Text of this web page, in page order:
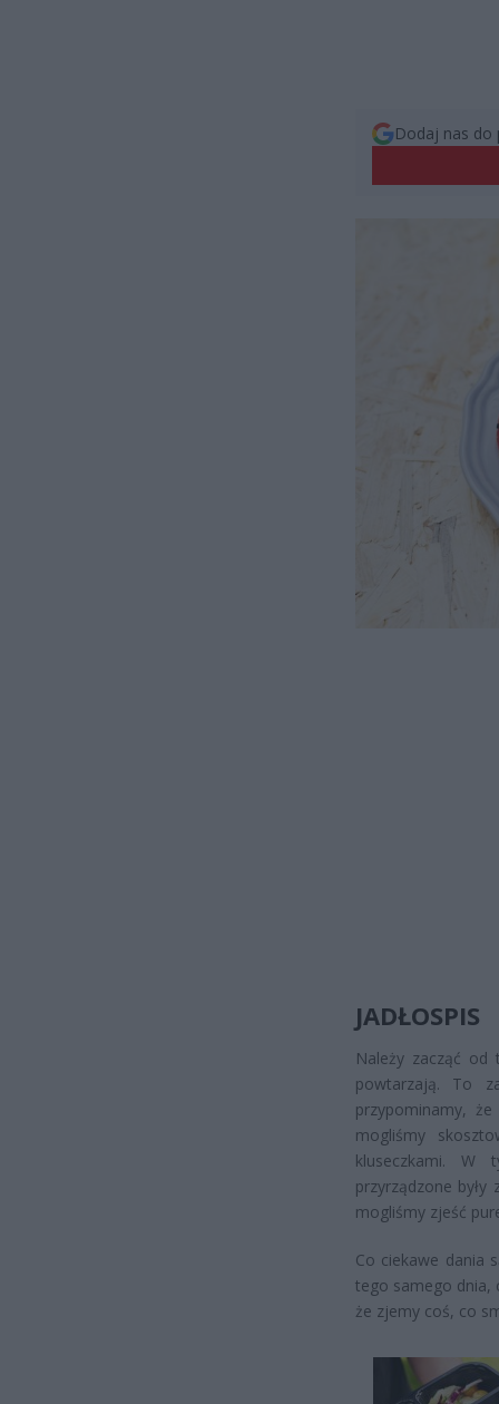
Dodaj nas do
JADŁOSPIS
Należy zacząć od
powtarzają. To
przypominamy,
mogliśmy
kluseczkami. W
przyrządzone
mogliśmy zjeść
Co ciekawe dania
tego samego dnia,
że zjemy coś, co